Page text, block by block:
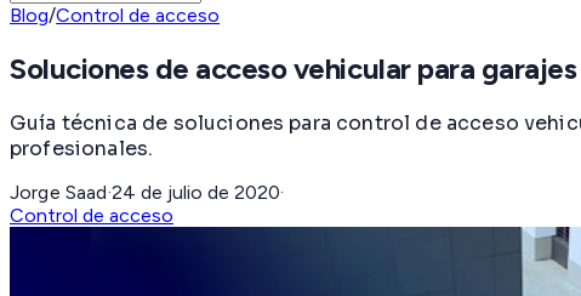
Blog/Control de acceso
Soluciones de acceso vehicular para garajes
Guía técnica de soluciones para control de acceso
profesionales.
Jorge Saad·24 de julio de 2020·
Control de acceso